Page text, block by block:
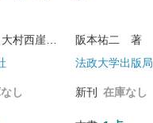
し
阪本祐二 著
法政大学出版局
新刊 在庫なし